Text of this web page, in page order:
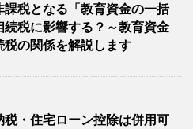
課税となる「教育資金の一括
続税に影響する？～教育資金
税の関係を解説します
税・住宅ローン控除は併用可